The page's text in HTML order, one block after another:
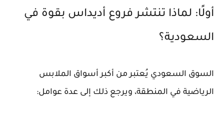
أولًا: لماذا تنتشر فروع أديداس بقوة في
السعودية؟
السوق السعودي يُعتبر من أكبر أسواق الملابس
الرياضية في المنطقة، ويرجع ذلك إلى عدة عوامل: